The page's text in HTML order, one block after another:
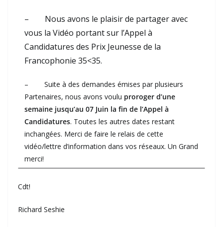
– Nous avons le plaisir de partager avec
vous la Vidéo portant sur l’Appel à
Candidatures des Prix Jeunesse de la
Francophonie 35<35.
– Suite à des demandes émises par plusieurs
Partenaires, nous avons voulu proroger d’une
semaine jusqu’au 07 Juin la fin de l’Appel à
Candidatures. Toutes les autres dates restant
inchangées. Merci de faire le relais de cette
vidéo/lettre d’information dans vos réseaux. Un Grand
merci!
Cdt!
Richard Seshie